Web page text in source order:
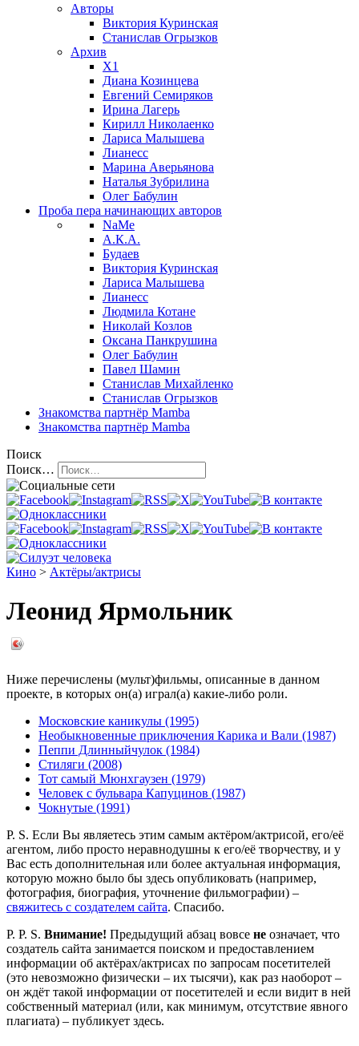
Авторы
Виктория Куринская
Станислав Огрызков
Архив
X1
Диана Козинцева
Евгений Семиряков
Ирина Лагерь
Кирилл Николаенко
Лариса Малышева
Лианесс
Марина Аверьянова
Наталья Зубрилина
Олег Бабулин
Проба пера начинающих авторов
NaMe
А.К.А.
Будаев
Виктория Куринская
Лариса Малышева
Лианесс
Людмила Котане
Николай Козлов
Оксана Панкрушина
Олег Бабулин
Павел Шамин
Станислав Михайленко
Станислав Огрызков
Знакомства партнёр Mamba
Знакомства партнёр Mamba
Поиск
Поиск…
Кино > Актёры/актрисы
Леонид Ярмольник
Ниже перечислены (мульт)фильмы, описанные в данном
проекте, в которых он(а) играл(а) какие-либо роли.
Московские каникулы (1995)
Необыкновенные приключения Карика и Вали (1987)
Пеппи Длинныйчулок (1984)
Стиляги (2008)
Тот самый Мюнхгаузен (1979)
Человек с бульвара Капуцинов (1987)
Чокнутые (1991)
P. S. Если Вы являетесь этим самым актёром/актрисой, его/её
агентом, либо просто неравнодушны к его/её творчеству, и у
Вас есть дополнительная или более актуальная информация,
которую можно было бы здесь опубликовать (например,
фотография, биография, уточнение фильмографии) –
свяжитесь с создателем сайта. Спасибо.
P. P. S. Внимание! Предыдущий абзац вовсе не означает, что
создатель сайта занимается поиском и предоставлением
информации об актёрах/актрисах по запросам посетителей
(это невозможно физически – их тысячи), как раз наоборот –
он ждёт такой информации от посетителей и если видит в ней
собственный материал (или, как минимум, отсутствие явного
плагиата) – публикует здесь.